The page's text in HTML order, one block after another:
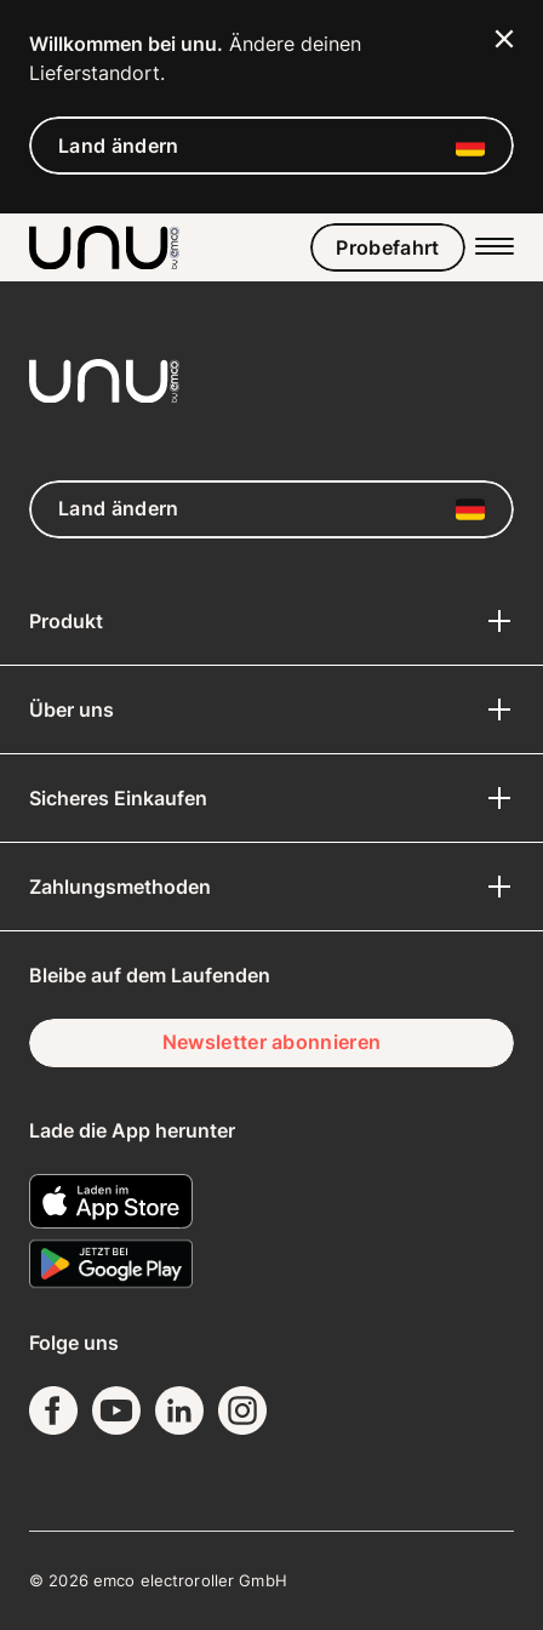
Willkommen bei unu. Ändere deinen
Lieferstandort.
Land ändern
Probefahrt
Land ändern
Produkt
Über uns
Zahlungsmethoden
Sicheres Einkaufen
Bleibe auf dem Laufenden
Newsletter abonnieren
Lade die App herunter
Folge uns
© 2026 emco electroroller GmbH